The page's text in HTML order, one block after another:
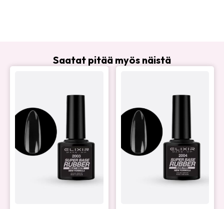
Saatat pitää myös näistä